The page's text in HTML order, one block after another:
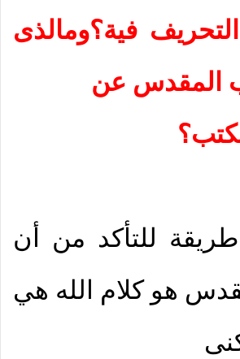
فية؟ومالذى
المقدس عن
للتأكد من أن
هو كلام الله هي